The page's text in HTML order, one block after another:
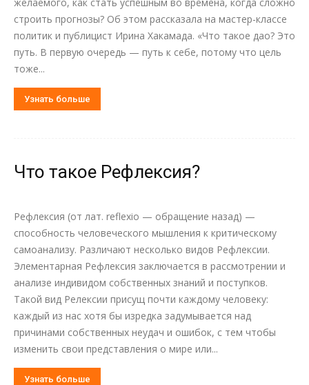
строить прогнозы? Об этом рассказала на мастер-классе
политик и публицист Ирина Хакамада. «Что такое дао? Это
путь. В первую очередь — путь к себе, потому что цель
тоже...
Узнать больше
Что такое Рефлексия?
Рефлексия (от лат. reflexio — обращение назад) —
способность человеческого мышления к критическому
самоанализу. Различают несколько видов Рефлексии.
Элементарная Рефлексия заключается в рассмотрении и
анализе индивидом собственных знаний и поступков.
Такой вид Релексии присущ почти каждому человеку:
каждый из нас хотя бы изредка задумывается над
причинами собственных неудач и ошибок, с тем чтобы
изменить свои представления о мире или...
Узнать больше